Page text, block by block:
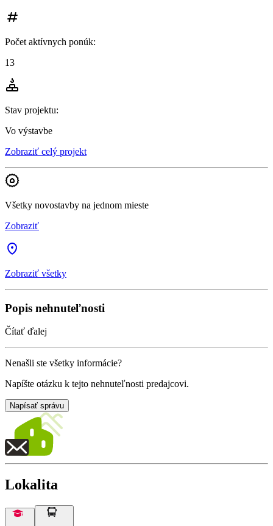
Počet aktívnych ponúk:
13
Stav projektu:
Vo výstavbe
Zobraziť celý projekt
Všetky novostavby na jednom mieste
Zobraziť
Zobraziť všetky
Popis nehnuteľnosti
Čítať ďalej
Nenašli ste všetky informácie?
Napíšte otázku k tejto nehnuteľnosti predajcovi.
Napísať správu
Lokalita